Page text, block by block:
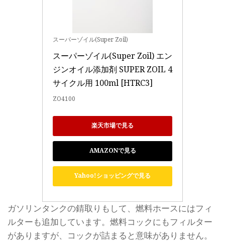
スーパーゾイル(Super Zoil)
スーパーゾイル(Super Zoil) エン
ジンオイル添加剤 SUPER ZOIL 4
サイクル用 100ml [HTRC3]
ZO4100
楽天市場で見る
AMAZONで見る
Yahoo!ショッピングで見る
ガソリンタンクの錆取りもして、燃料ホースにはフィ
ルターも追加しています。燃料コックにもフィルター
がありますが、コックが詰まると意味がありません。